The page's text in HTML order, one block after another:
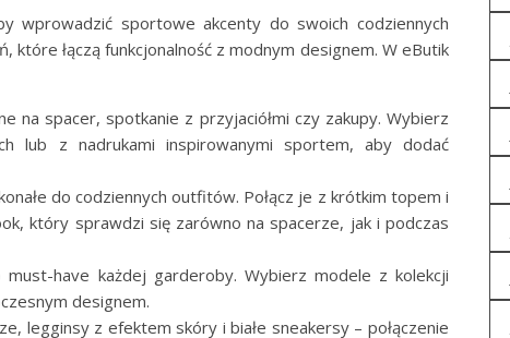
wprowadzić sportowe akcenty do swoich codziennych
które łączą funkcjonalność z modnym designem. W eButik
na spacer, spotkanie z przyjaciółmi czy zakupy. Wybierz
lub z nadrukami inspirowanymi sportem, aby dodać
do codziennych outfitów. Połącz je z krótkim topem i
który sprawdzi się zarówno na spacerze, jak i podczas
must-have każdej garderoby. Wybierz modele z kolekcji
designem.
legginsy z efektem skóry i białe sneakersy – połączenie